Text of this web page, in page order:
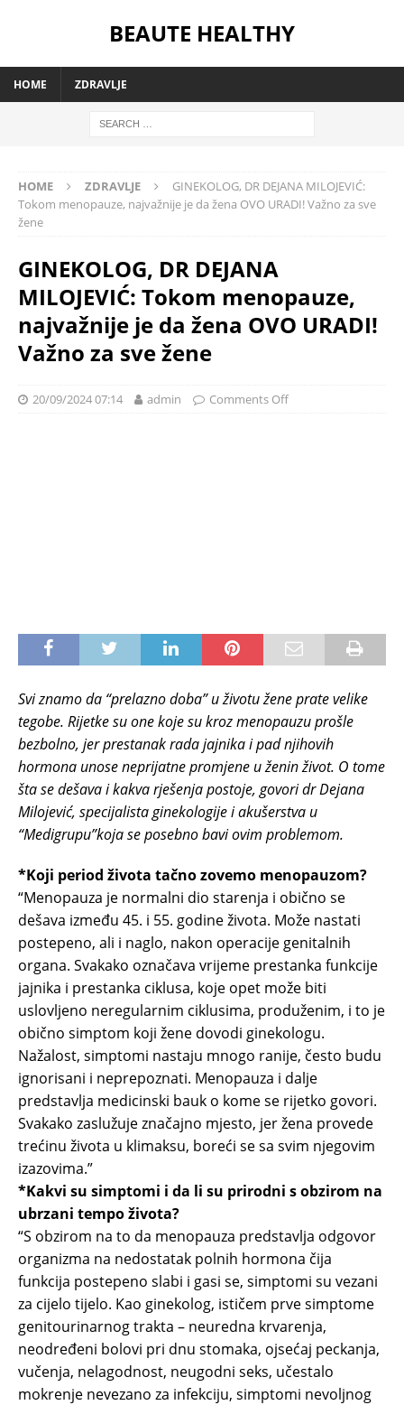
BEAUTE HEALTHY
HOME ZDRAVLJE
HOME ZDRAVLJE
GINEKOLOG, DR DEJANA MILOJEVIĆ:
Tokom menopauze, najvažnije je da žena OVO URADI! Važno za sve
žene
GINEKOLOG, DR DEJANA
MILOJEVIĆ: Tokom menopauze,
najvažnije je da žena OVO URADI!
Važno za sve žene
20/09/2024 07:14 admin Comments Off
Svi znamo da “prelazno doba” u životu žene prate velike
tegobe. Rijetke su one koje su kroz menopauzu prošle
bezbolno, jer prestanak rada jajnika i pad njihovih
hormona unose neprijatne promjene u ženin život. O tome
šta se dešava i kakva rješenja postoje, govori dr Dejana
Milojević, specijalista ginekologije i akušerstva u
“Medigrupu”koja se posebno bavi ovim problemom.
*Koji period života tačno zovemo menopauzom?
“Menopauza je normalni dio starenja i obično se
dešava između 45. i 55. godine života. Može nastati
postepeno, ali i naglo, nakon operacije genitalnih
organa. Svakako označava vrijeme prestanka funkcije
jajnika i prestanka ciklusa, koje opet može biti
uslovljeno neregularnim ciklusima, produženim, i to je
obično simptom koji žene dovodi ginekologu.
Nažalost, simptomi nastaju mnogo ranije, često budu
ignorisani i neprepoznati. Menopauza i dalje
predstavlja medicinski bauk o kome se rijetko govori.
Svakako zaslužuje značajno mjesto, jer žena provede
trećinu života u klimaksu, boreći se sa svim njegovim
izazovima.”
*Kakvi su simptomi i da li su prirodni s obzirom na
ubrzani tempo života?
“S obzirom na to da menopauza predstavlja odgovor
organizma na nedostatak polnih hormona čija
funkcija postepeno slabi i gasi se, simptomi su vezani
za cijelo tijelo. Kao ginekolog, ističem prve simptome
genitourinarnog trakta – neuredna krvarenja,
neodređeni bolovi pri dnu stomaka, ojsećaj peckanja,
vučenja, nelagodnost, neugodni seks, učestalo
mokrenje nevezano za infekciju, simptomi nevoljnog